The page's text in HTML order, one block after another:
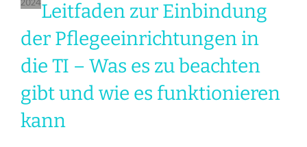
2024Leitfaden zur Einbindung
der Pflegeeinrichtungen in
die TI – Was es zu beachten
gibt und wie es funktionieren
kann